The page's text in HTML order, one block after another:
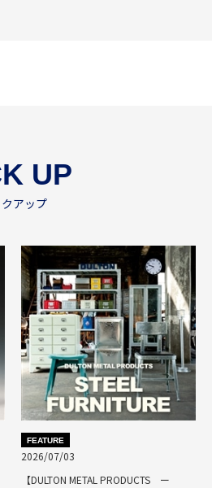
UP
アップ
FEATURE
2026/07/03
【DULTON METAL PRODUCTS ー